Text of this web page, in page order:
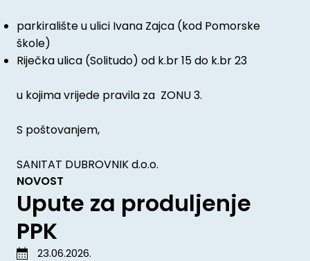
parkiralište u ulici Ivana Zajca (kod Pomorske
škole)
Riječka ulica (Solitudo) od k.br 15 do k.br 23
u kojima vrijede pravila za ZONU 3.
S poštovanjem,
SANITAT DUBROVNIK d.o.o.
NOVOST
Upute za produljenje
PPK
23.06.2026.